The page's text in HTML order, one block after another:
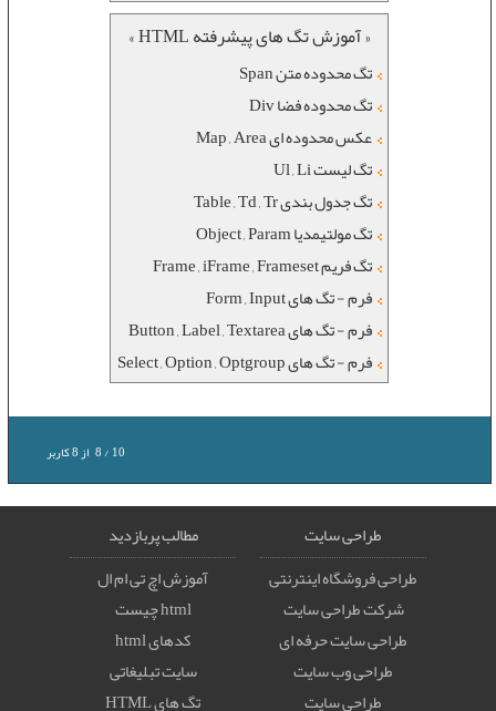
« آموزش تگ های پیشرفته HTML »
تگ محدوده متن Span
تگ محدوده فضا Div
عکس محدوده ای Map , Area
تگ لیست Ul , Li
تگ جدول بندی Table , Td , Tr
تگ مولتیمدیا Object , Param
تگ فریم Frame , iFrame , Frameset
فرم - تگ های Form , Input
فرم - تگ های Button , Label , Textarea
فرم - تگ های Select , Option , Optgroup
8/10 از8کاربر
طراحی سایت
طراحی فروشگاه اینترنتی
شرکت طراحی سایت
طراحی سایت حرفه ای
طراحی وب سایت
طراحی سایت
مطالب پربازدید
آموزش اچ تی ام ال
html چیست
کدهای html
سایت تبلیغاتی
تگ های HTML